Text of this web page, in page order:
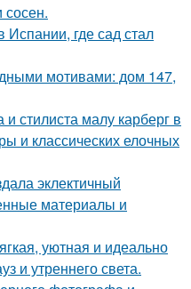
сосен.
Испании, где сад стал
мотивами: дом 147,
стилиста малу карберг в
и классических елочных
эклектичный
материалы и
уютная и идеально
и утреннего света.